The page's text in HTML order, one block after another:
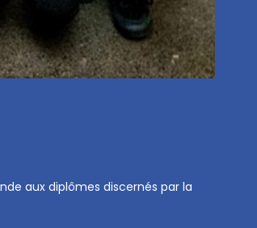
aux diplômes discernés par la